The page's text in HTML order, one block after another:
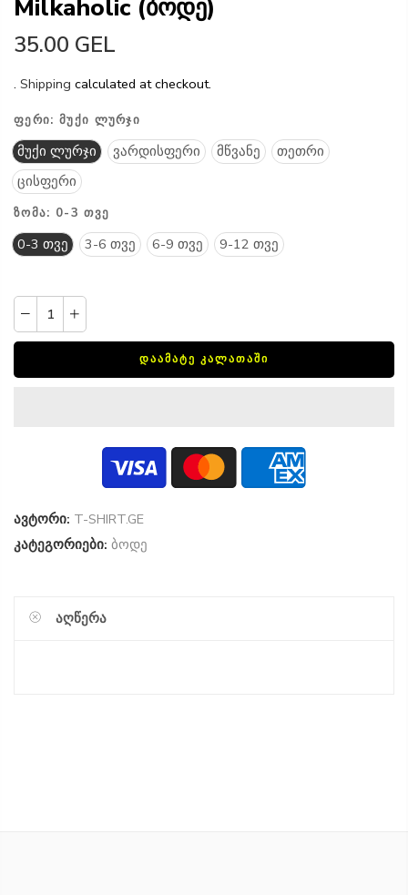
Milkaholic (ბოდე)
35.00 GEL
. Shipping calculated at checkout.
ᲤᲔᲠᲘ: ᲛᲣᲥᲘ ᲚᲣᲠᲯᲘ
მუქი ლურჯი ვარდისფერი მწვანე
თეთრი
ცისფერი
ᲖᲝᲛᲐ: 0-3 ᲗᲕᲔ
0-3 თვე 3-6 თვე 6-9 თვე 9-12 თვე
ᲓᲐᲐᲛᲐᲢᲔ ᲙᲐᲚᲐᲗᲐᲨᲘ
ავტორი: T-SHIRT.GE
კატეგორიები: ბოდე
ᲐᲦᲬᲔᲠᲐ